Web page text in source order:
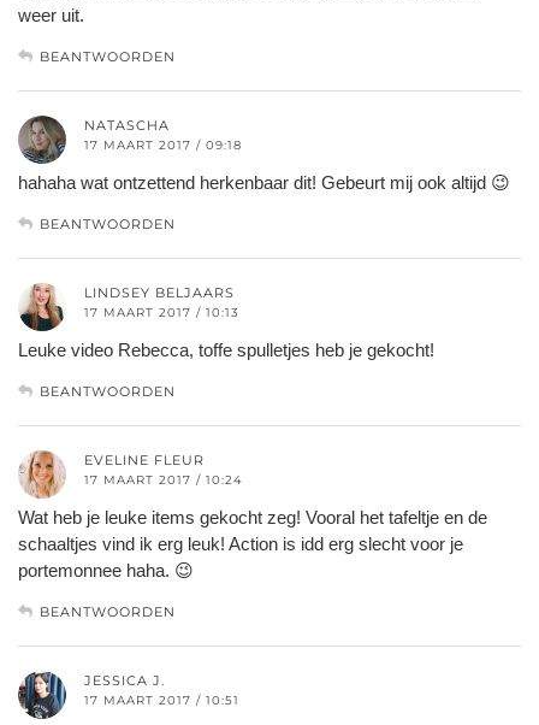
weer uit.
BEANTWOORDEN
NATASCHA
17 MAART 2017 / 09:18
hahaha wat ontzettend herkenbaar dit! Gebeurt mij ook altijd 😉
BEANTWOORDEN
LINDSEY BELJAARS
17 MAART 2017 / 10:13
Leuke video Rebecca, toffe spulletjes heb je gekocht!
BEANTWOORDEN
EVELINE FLEUR
17 MAART 2017 / 10:24
Wat heb je leuke items gekocht zeg! Vooral het tafeltje en de
schaaltjes vind ik erg leuk! Action is idd erg slecht voor je
portemonnee haha. 😉
BEANTWOORDEN
JESSICA J.
17 MAART 2017 / 10:51